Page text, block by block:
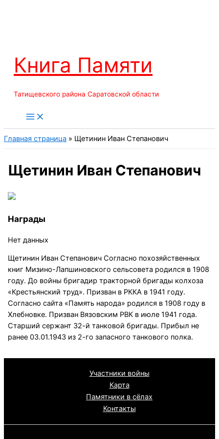
Книга Памяти
Татищевского района Саратовской области
Главная страница » Щетинин Иван Степанович
Щетинин Иван Степанович
Награды
Нет данных
Щетинин Иван Степанович Согласно похозяйственных
книг Мизино-Лапшиновского сельсовета родился в 1908
году. До войны бригадир тракторной бригады колхоза
«Крестьянский труд». Призван в РККА в 1941 году.
Согласно сайта «Память народа» родился в 1908 году в
Хлебновке. Призван Вязовским РВК в июле 1941 года.
Старший сержант 32-й танковой бригады. Прибыл не
ранее 03.01.1943 из 2-го запасного танкового полка.
Участники войны
Карта
Памятники в сёлах
Контакты